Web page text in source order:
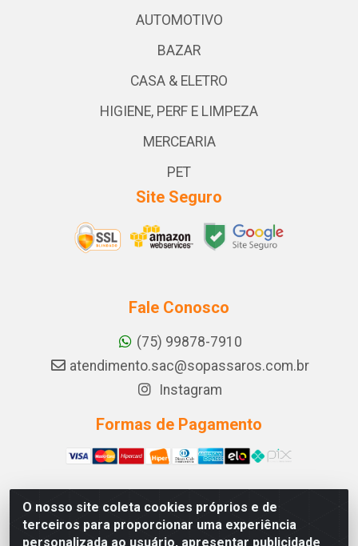
O nosso site coleta cookies próprios e de
terceiros para proporcionar uma experiência
personalizada ao usuário, apresentar publicidade
AUTOMOTIVO
BAZAR
CASA & ELETRO
HIGIENE, PERF E LIMPEZA
MERCEARIA
PET
Site Seguro
Fale Conosco
(75) 99878-7910
atendimento.sac@sopassaros.com.br
Instagram
Formas de Pagamento
A PINA DOS SANTOS DELEZZOTTE LTDA - RODOVIA BA
233, 27 - ZONA RURAL, ITABERABA/BA - CEP 46.880-